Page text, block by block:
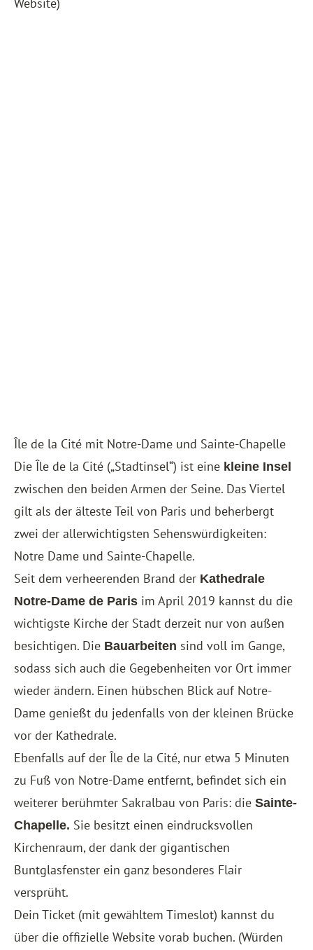
Île de la Cité mit Notre-Dame und Sainte-Chapelle
Die Île de la Cité („Stadtinsel“) ist eine kleine Insel
zwischen den beiden Armen der Seine. Das Viertel
gilt als der älteste Teil von Paris und beherbergt
zwei der allerwichtigsten Sehenswürdigkeiten:
Notre Dame und Sainte-Chapelle.
Seit dem verheerenden Brand der Kathedrale
Notre-Dame de Paris im April 2019 kannst du die
wichtigste Kirche der Stadt derzeit nur von außen
besichtigen. Die Bauarbeiten sind voll im Gange,
sodass sich auch die Gegebenheiten vor Ort immer
wieder ändern. Einen hübschen Blick auf Notre-
Dame genießt du jedenfalls von der kleinen Brücke
vor der Kathedrale.
Ebenfalls auf der Île de la Cité, nur etwa 5 Minuten
zu Fuß von Notre-Dame entfernt, befindet sich ein
weiterer berühmter Sakralbau von Paris: die Sainte-
Chapelle. Sie besitzt einen eindrucksvollen
Kirchenraum, der dank der gigantischen
Buntglasfenster ein ganz besonderes Flair
versprüht.
Dein Ticket (mit gewähltem Timeslot) kannst du
über die offizielle Website vorab buchen. (Würden